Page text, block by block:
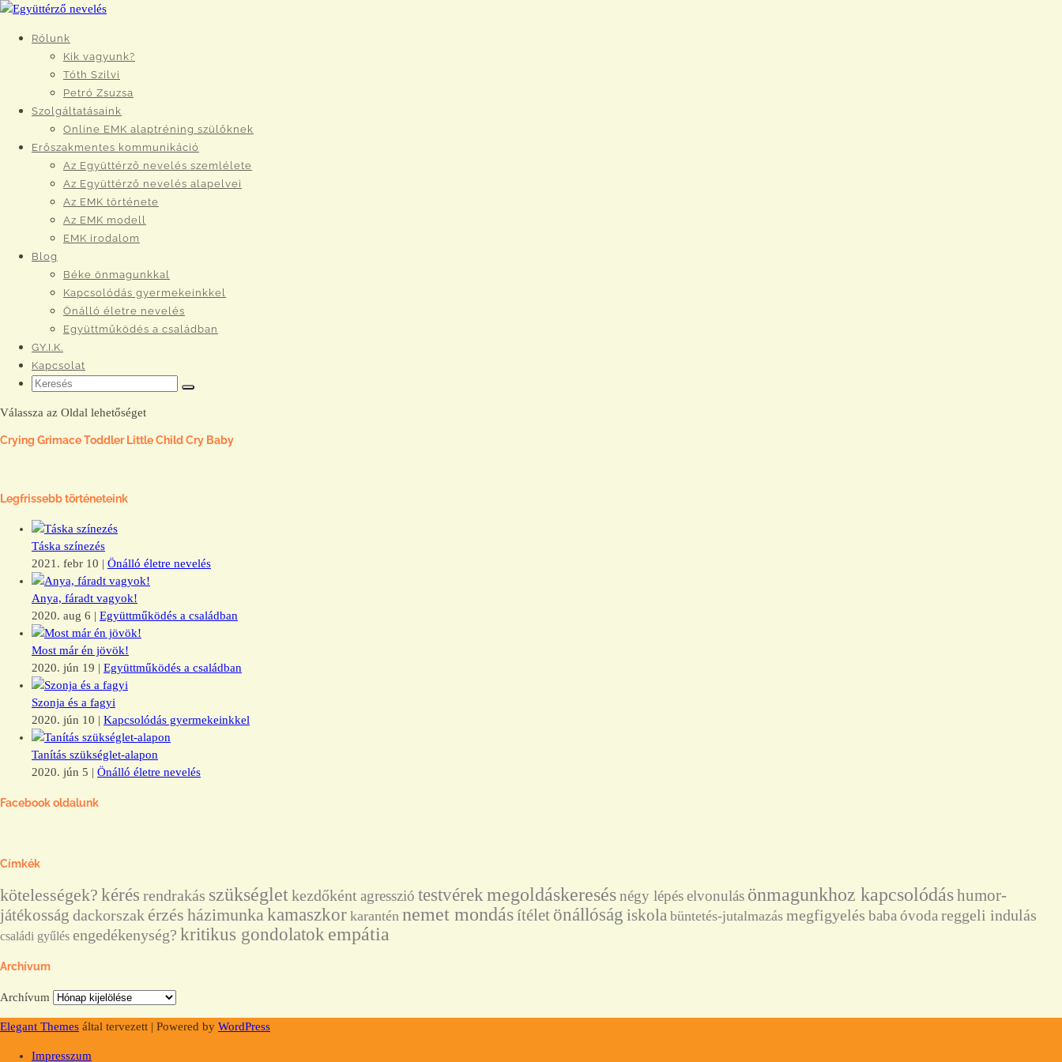
Rólunk
Kik vagyunk?
Tóth Szilvi
Petró Zsuzsa
Szolgáltatásaink
Online EMK alaptréning szülőknek
Erőszakmentes kommunikáció
Az Együttérző nevelés szemlélete
Az Együttérző nevelés alapelvei
Az EMK története
Az EMK modell
EMK irodalom
Blog
Béke önmagunkkal
Kapcsolódás gyermekeinkkel
Önálló életre nevelés
Együttműködés a családban
GY.I.K.
Kapcsolat
Válassza az Oldal lehetőséget
Crying Grimace Toddler Little Child Cry Baby
Legfrissebb történeteink
Táska színezés
2021. febr 10 | Önálló életre nevelés
Anya, fáradt vagyok!
2020. aug 6 | Együttműködés a családban
Most már én jövök!
2020. jún 19 | Együttműködés a családban
Szonja és a fagyi
2020. jún 10 | Kapcsolódás gyermekeinkkel
Tanítás szükséglet-alapon
2020. jún 5 | Önálló életre nevelés
Facebook oldalunk
Címkék
kötelességek? kérés rendrakás szükséglet kezdőként agresszió testvérek megoldáskeresésnégy lépéselvonulás önmagunkhoz kapcsolódáshumor-
játékosság dackorszak érzés házimunka kamaszkor karantén nemet mondás ítélet önállóság iskola büntetés-jutalmazás megfigyelés baba óvoda reggeli indulás
családi gyűlés engedékenység? kritikus gondolatok empátia
Archívum
Archívum
Elegant Themes által tervezett | Powered by WordPress
Impresszum